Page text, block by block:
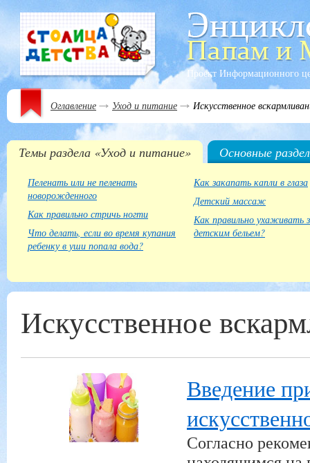
Проект Информационного
Оглавление Уход и питание Искусственное
Темы раздела «Уход и питание» Основные
Пеленать или не пеленать
новорожденного
Как правильно стричь ногти
Что делать, если во время купания
ребенку в уши попала вода?
Как закапать капли в глаза
Детский массаж
Как правильно ухаживать
детским бельем?
Искусственное
Введение
Согласно